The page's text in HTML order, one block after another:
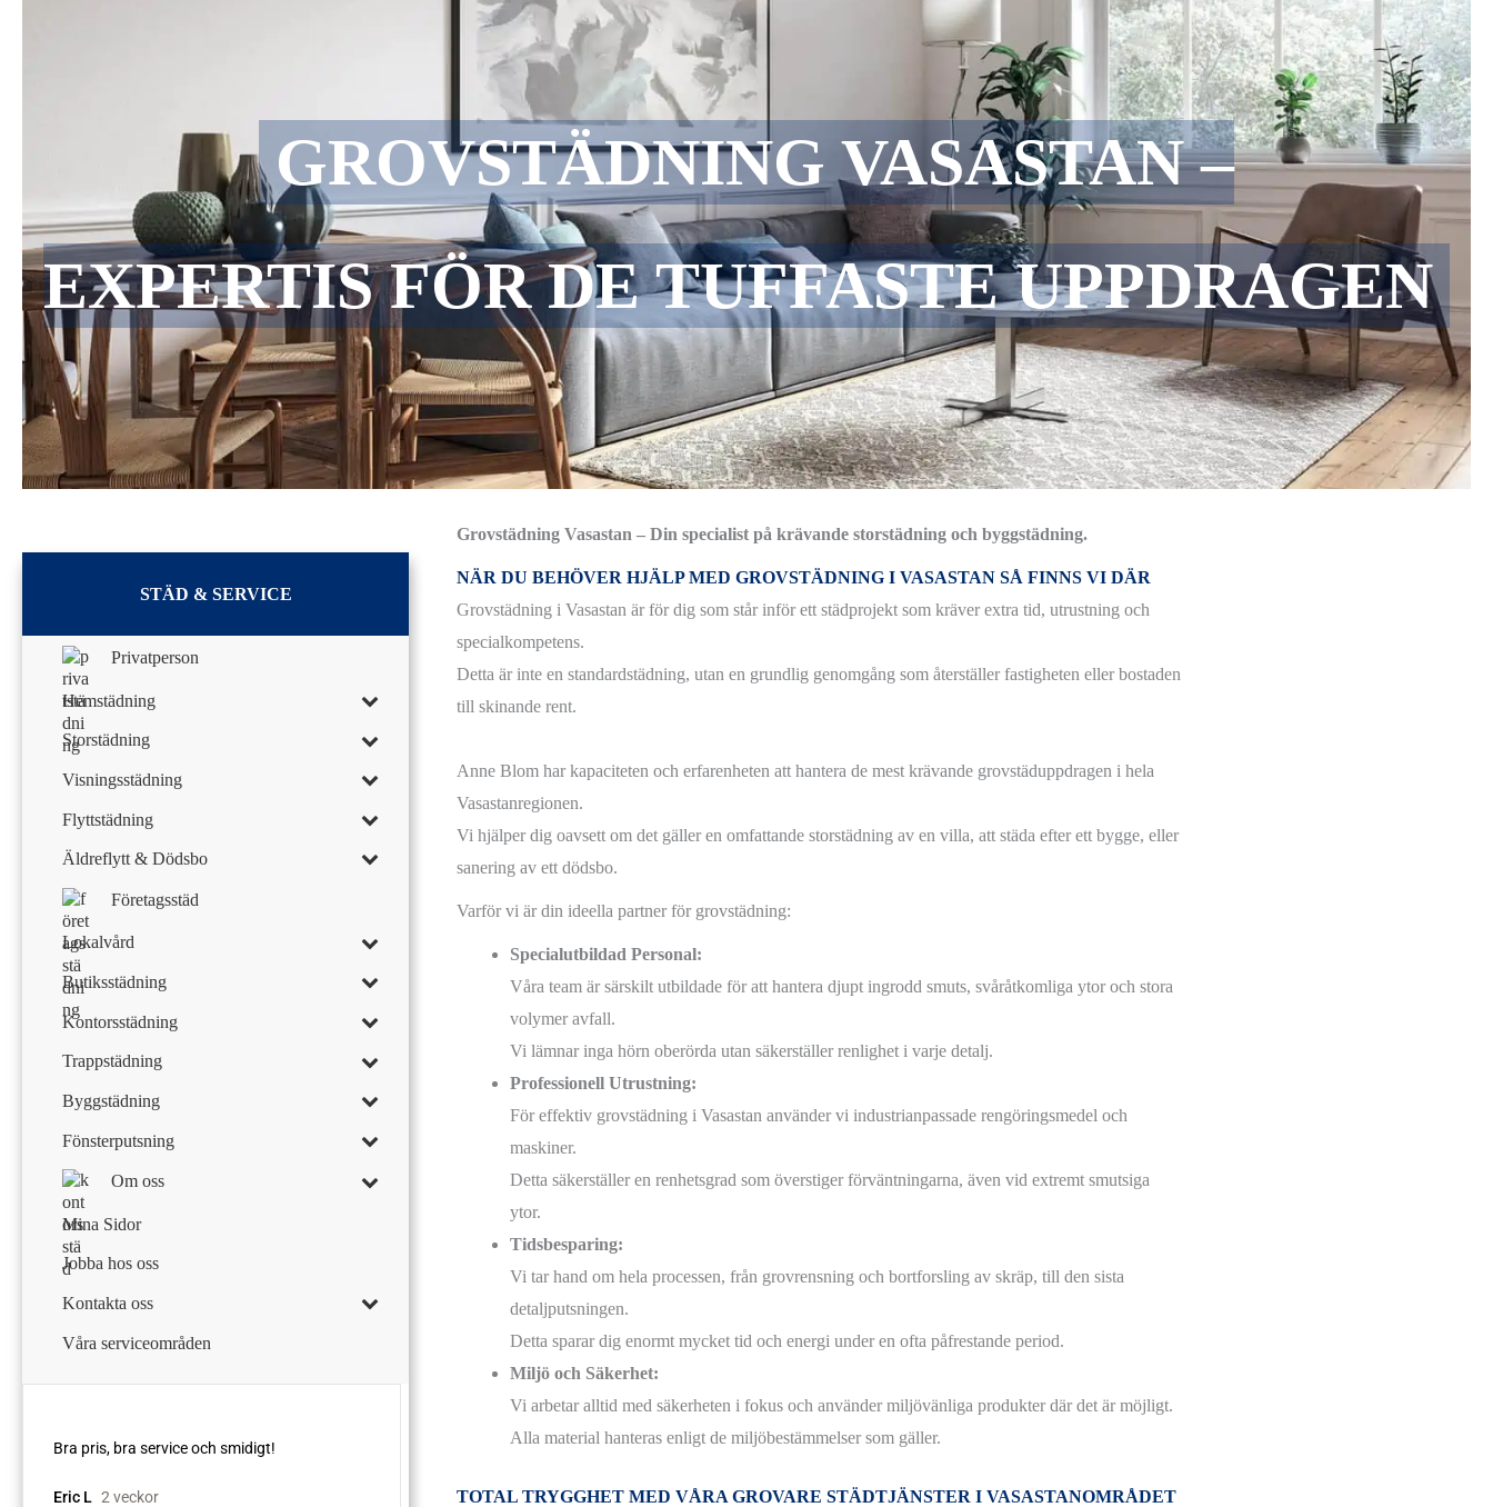
GROVSTÄDNING VASASTAN –
EXPERTIS FÖR DE TUFFASTE UPPDRAGEN
STÄD & SERVICE
Privatperson
Hemstädning
Storstädning
Visningsstädning
Flyttstädning
Äldreflytt & Dödsbo
Företagsstäd
Lokalvård
Butiksstädning
Kontorsstädning
Trappstädning
Byggstädning
Fönsterputsning
Om oss
Mina Sidor
Jobba hos oss
Kontakta oss
Våra serviceområden
Grovstädning Vasastan – Din specialist på krävande storstädning och byggstädning.
NÄR DU BEHÖVER HJÄLP MED GROVSTÄDNING I VASASTAN SÅ FINNS VI DÄR
Grovstädning i Vasastan är för dig som står inför ett städprojekt som kräver extra tid, utrustning och
specialkompetens.
Detta är inte en standardstädning, utan en grundlig genomgång som återställer fastigheten eller bostaden
till skinande rent.
Anne Blom har kapaciteten och erfarenheten att hantera de mest krävande grovstäduppdragen i hela
Vasastanregionen.
Vi hjälper dig oavsett om det gäller en omfattande storstädning av en villa, att städa efter ett bygge, eller
sanering av ett dödsbo.
Varför vi är din ideella partner för grovstädning:
Specialutbildad Personal:
Våra team är särskilt utbildade för att hantera djupt ingrodd smuts, svåråtkomliga ytor och stora
volymer avfall.
Vi lämnar inga hörn oberörda utan säkerställer renlighet i varje detalj.
Professionell Utrustning:
För effektiv grovstädning i Vasastan använder vi industrianpassade rengöringsmedel och
maskiner.
Detta säkerställer en renhetsgrad som överstiger förväntningarna, även vid extremt smutsiga
ytor.
Tidsbesparing:
Vi tar hand om hela processen, från grovrensning och bortforsling av skräp, till den sista
detaljputsningen.
Detta sparar dig enormt mycket tid och energi under en ofta påfrestande period.
Miljö och Säkerhet:
Vi arbetar alltid med säkerheten i fokus och använder miljövänliga produkter där det är möjligt.
Alla material hanteras enligt de miljöbestämmelser som gäller.
TOTAL TRYGGHET MED VÅRA GROVARE STÄDTJÄNSTER I VASASTANOMRÅDET